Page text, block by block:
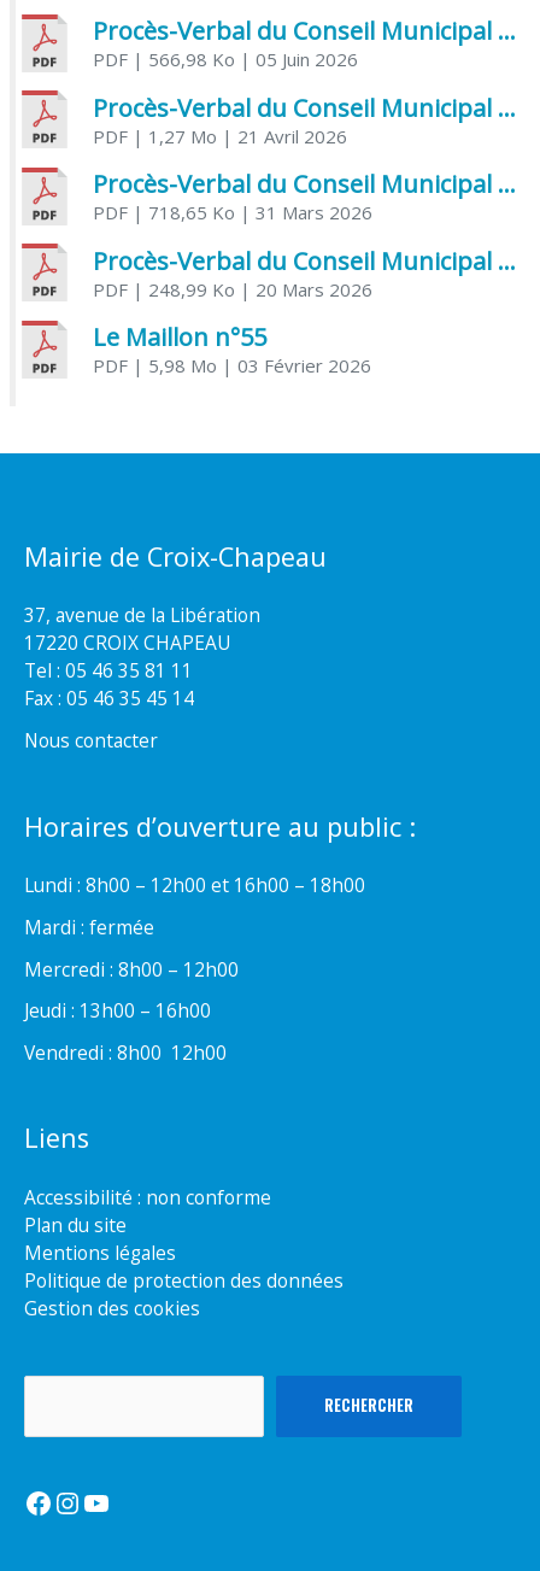
Procès-Verbal du Conseil Municipal du 5 juin 2026
PDF| 566,98 Ko | 05 Juin 2026
Procès-Verbal du Conseil Municipal du 21 avril 2026
PDF| 1,27 Mo | 21 Avril 2026
Procès-Verbal du Conseil Municipal du 31 mars 2026
PDF| 718,65 Ko | 31 Mars 2026
Procès-Verbal du Conseil Municipal du 20 mars 2026
PDF| 248,99 Ko | 20 Mars 2026
Le Maillon n°55
PDF| 5,98 Mo | 03 Février 2026
Mairie de Croix-Chapeau
37, avenue de la Libération
17220 CROIX CHAPEAU
Tel : 05 46 35 81 11
Fax : 05 46 35 45 14
Nous contacter
Horaires d’ouverture au public :
Lundi : 8h00 – 12h00 et 16h00 – 18h00
Mardi : fermée
Mercredi : 8h00 – 12h00
Jeudi : 13h00 – 16h00
Vendredi : 8h00  12h00
Liens
Accessibilité : non conforme
Plan du site
Mentions légales
Politique de protection des données
Gestion des cookies
RECHERCHER
Facebook
Instagram
YouTube